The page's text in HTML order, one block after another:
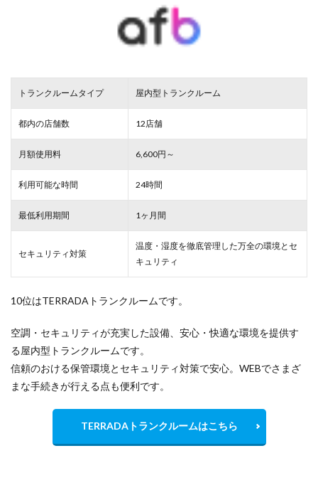
トランクルームタイプ 屋内型トランクルーム
都内の店舗数 12店舗
月額使用料 6,600円～
利用可能な時間 24時間
最低利用期間 1ヶ月間
セキュリティ対策
温度・湿度を徹底管理した万全の環境とセ
キュリティ
10位はTERRADAトランクルームです。
空調・セキュリティが充実した設備、安心・快適な環境を提供す
る屋内型トランクルームです。
信頼のおける保管環境とセキュリティ対策で安心。WEBでさまざ
まな手続きが行える点も便利です。
TERRADAトランクルームはこちら